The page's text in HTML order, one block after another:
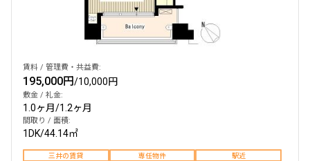
賃料 / 管理費・共益費:
195,000円/10,000円
敷金 / 礼金:
1.0ヶ月/1.2ヶ月
間取り / 面積:
1DK/44.14㎡
三井の賃貸 専任物件
駅近